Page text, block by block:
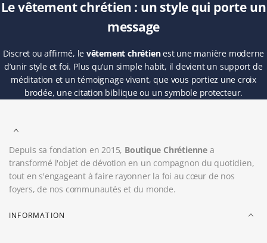
Le vêtement chrétien : un style qui porte un
message
Discret ou affirmé, le vêtement chrétienest une manière moderne
d’unir style et foi. Plus qu’un simple habit, il devient un support de
méditation et un témoignage vivant, que vous portiez une croix
brodée, une citation biblique ou un symbole protecteur.
Depuis sa fondation en 2015, Boutique Chrétiennea
transformé l'objet de dévotion en un compagnon du quotidien,
tout en s'engageant à faire rayonner la foi au cœur de nos
foyers, de nos communautés et du monde.
INFORMATION